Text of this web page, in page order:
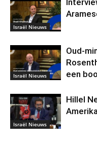
Israël Nieuws
Israël Nieuws
Oud-
een
Israël Nieuws
Hillel